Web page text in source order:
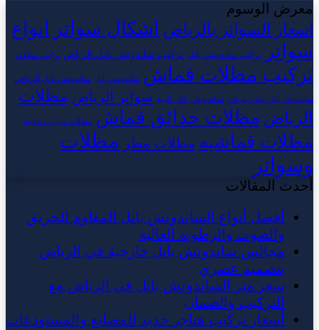
معرض الوسوم
اسعار السواتر بالرياض اشكال سواتر
انواع
سواتر
تركيب ساندوتش بانل تركيب ساندوتش بانل الرياض تركيب مظلات
تركيب مظلات قماش ساندوتش بانل ساندوتش بانل الرياض
ساندوتش بانل بولي يوريثان ساندوتش بانل للبيع سواتر الرياض مظلات
الرياض مظلات حدائق قماش مظلات سيارات حديثة
مظلات قماشيه مظلات مطر مظلات
وسواتر
أحدث المقالات
أفضل أنواع الساندوتش بانل المقاوم للحريق
والصوت والرطوبة العالية
مجالس ساندوتش بانل خارجية في الرياض
بتصميم عصري
سعر متر الساندوتش بانل في الرياض مع
التركيب والضمان
أسعار تركيب هناجر حديد للمصانع والمستودعات